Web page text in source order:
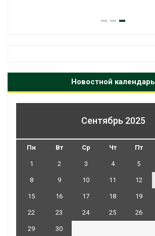
Новостной календарь
Сентябрь 2025
Пн Вт Ср Чт Пт
1 2 3 4 5
8 9 10 11 12
15 16 17 18 19
22 23 24 25 26
29
30